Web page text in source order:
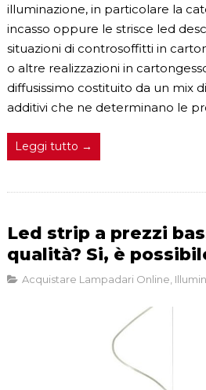
illuminazione, in particolare la
incasso oppure le strisce led
situazioni di controsoffitti in
o altre realizzazioni in
diffusissimo costituito da un mix
additivi che ne determinano le
Leggi tutto →
Led strip a prezzi
qualità? Si, è
Acquistare Lampadari Online,